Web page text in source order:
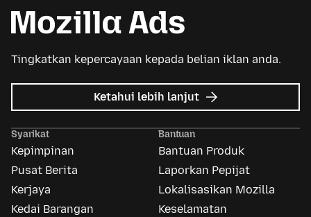
Tingkatkan kepercayaan kepada belian iklan anda.
Ketahui lebih lanjut tentang
Iklan
Syarikat
Kepimpinan
Pusat Berita
Kerjaya
Kedai Barangan
Bantuan
Bantuan Produk
Laporkan Pepijat
Lokalisasikan Mozilla
Keselamatan